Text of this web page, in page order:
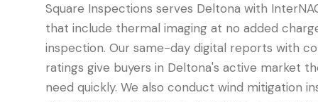
Square Inspections serves Deltona with
that include thermal imaging at no added
inspection. Our same-day digital reports with
ratings give buyers in Deltona's active market
need quickly. We also conduct wind mitigation